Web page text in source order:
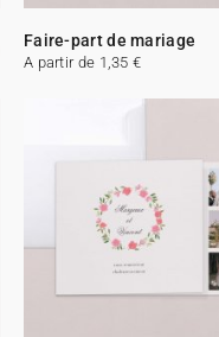
Faire-part de mariage
A partir de 1,35 €